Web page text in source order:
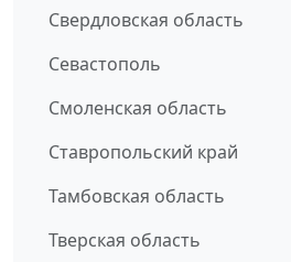
Свердловская область
Севастополь
Смоленская область
Ставропольский край
Тамбовская область
Тверская область